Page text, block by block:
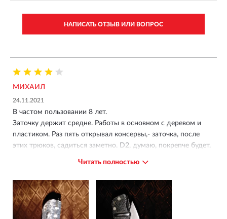
НАПИСАТЬ ОТЗЫВ ИЛИ ВОПРОС
МИХАИЛ
24.11.2021
В частом пользовании 8 лет.
Заточку держит средне. Работы в основном с деревом и
пластиком. Раз пять открывал консервы,- заточка, после
этих трюков, садиться заметно. D2, думаю, покрепче будет.
цепляя алюминевую рукоять.
Вес ножа 114гр.
Блокиратор, капризен к грязи.
Через 6 лет появился люфт замка.
Читать полностью